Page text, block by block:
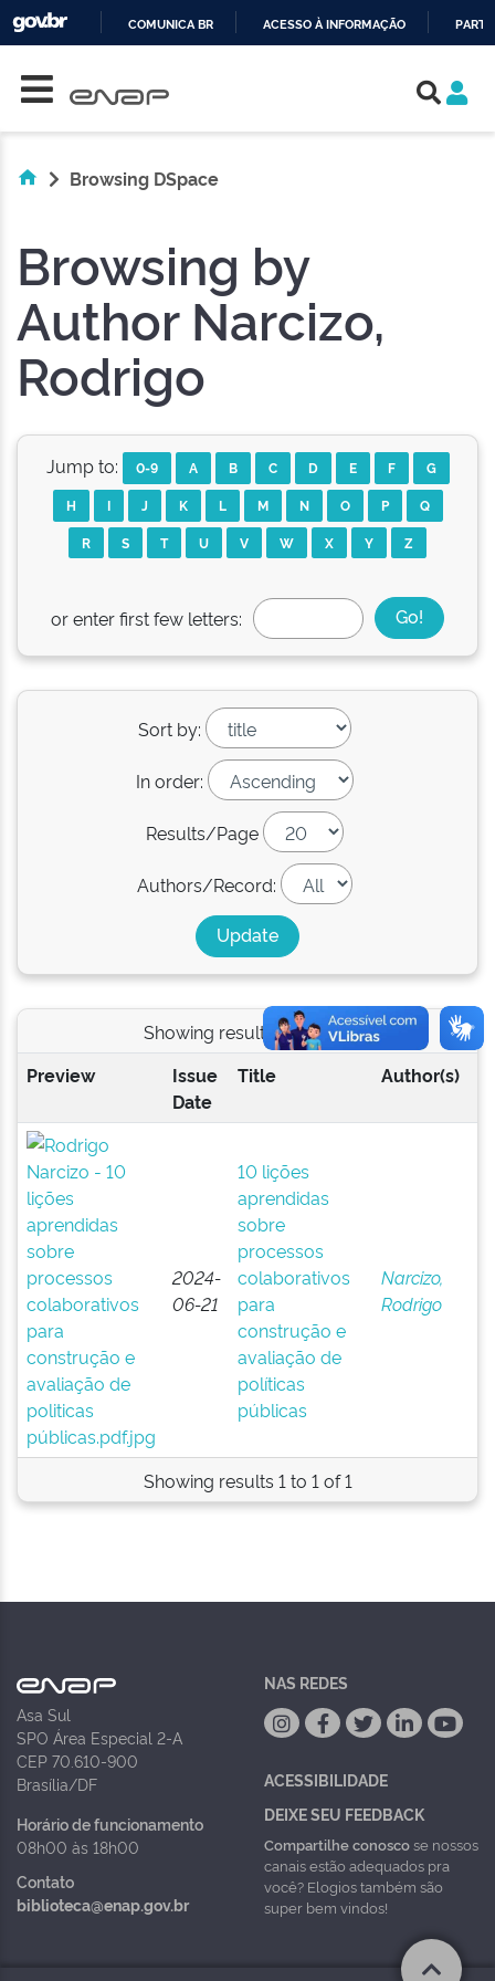
COMUNICA BR ACESSO À INFORMAÇÃO
Browsing DSpace
Browsing by
Author Narcizo,
Rodrigo
Jump to: 0-9 A B C D E F
G
H
I J K L M N O P
Q
R
S T U V W X Y Z
or enter first few letters:
Sort by:
In order:
Results/Page
Authors/Record:
Showing results 1 to 1 of 1
Preview
Issue
Date
Title Author(s)
2024-
06-21
10 lições
aprendidas
sobre
processos
colaborativos
para
construção e
avaliação de
políticas
públicas
Narcizo,
Rodrigo
Showing results 1 to 1 of 1
Asa Sul
SPO Área Especial 2-A
CEP 70.610-900
Brasília/DF
Horário de funcionamento
08h00 às 18h00
Contato
biblioteca@enap.gov.br
NAS REDES
ACESSIBILIDADE
DEIXE SEU FEEDBACK
Compartilhe conoscose nossos
canais estão adequados pra
você? Elogios também são
super bem vindos!